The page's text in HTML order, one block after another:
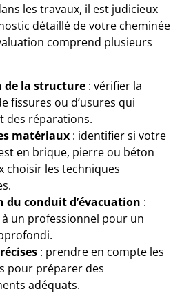
les travaux, il est judicieux
détaillé de votre cheminée
comprend plusieurs
de la structure : vérifier la
fissures ou d’usures qui
des réparations.
matériaux : identifier si votre
en brique, pierre ou béton
choisir les techniques
du conduit d’évacuation :
un professionnel pour un
: prendre en compte les
pour préparer des
adéquats.